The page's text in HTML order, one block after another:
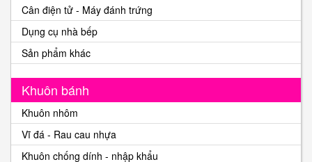
Cân điện tử - Máy đánh trứng
Dụng cụ nhà bếp
Sản phẩm khác
Khuôn bánh
Khuôn nhôm
Vĩ đá - Rau cau nhựa
Khuôn chống dính - nhập khẩu